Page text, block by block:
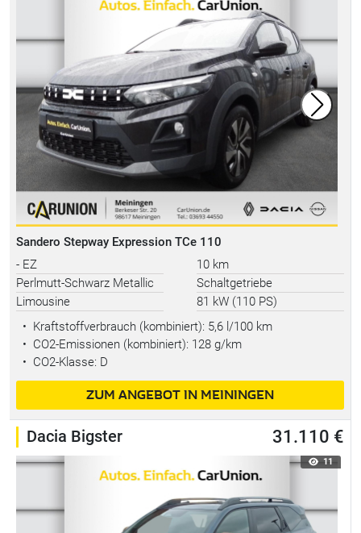
Sandero Stepway Expression TCe 110
- EZ
10 km
Perlmutt-Schwarz Metallic
Schaltgetriebe
Limousine
81 kW (110 PS)
• Kraftstoffverbrauch (kombiniert): 5,6 l/100 km
• CO2-Emissionen (kombiniert): 128 g/km
• CO2-Klasse: D
ZUM ANGEBOT IN MEININGEN
Dacia Bigster 31.110 €
11